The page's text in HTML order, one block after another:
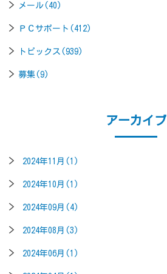
メール(40)
ＰＣサポート(412)
トピックス(939)
募集(9)
アーカイブ
2024年11月(1)
2024年10月(1)
2024年09月(4)
2024年08月(3)
2024年06月(1)